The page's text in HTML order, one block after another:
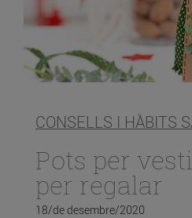
CONSELLS I HÀBITS
Pots per
per regalar
18/de desembre/2020